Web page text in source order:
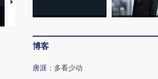
【推广】走进第四届链博
【特别呈现】寻找100种
博客
唐涯 ： 多看少动